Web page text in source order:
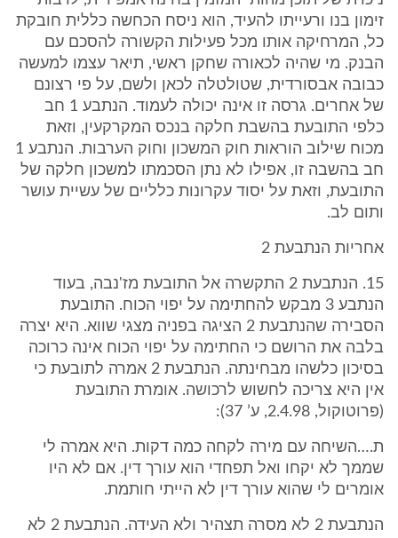
זימון בנו ורעייתו להעיד, הוא ניסח הכחשה כללית חובקת
כל, המרחיקה אותו מכל פעילות הקשורה להסכם עם
הבנק. מי שהיה לכאורה שחקן ראשי, תיאר עצמו למעשה
כבובה אבסורדית, שטולטלה לכאן ולשם, על פי רצונם
של אחרים. גרסה זו אינה יכולה לעמוד. הנתבע 1 חב
כלפי התובעת בהשבת חלקה בנכס המקרקעין, וזאת
מכוח שילוב הוראות חוק המשכון וחוק הערבות. הנתבע 1
חב בהשבה זו, אפילו לא נתן הסכמתו למשכון חלקה של
התובעת, וזאת על יסוד עקרונות כלליים של עשיית עושר
ותום לב.
אחריות הנתבעת 2
15. הנתבעת 2 התקשרה אל התובעת מז'נבה, בעוד
הנתבע 3 מבקש להחתימה על יפוי הכוח. התובעת
הסבירה שהנתבעת 2 הציגה בפניה מצגי שווא. היא יצרה
בלבה את הרושם כי החתימה על יפוי הכוח אינה כרוכה
בסיכון כלשהו מבחינתה. הנתבעת 2 אמרה לתובעת כי
אין היא צריכה לחשוש לרכושה. אומרת התובעת
(פרוטוקול, 2.4.98, ע’ 37):
ת.…השיחה עם מירה לקחה כמה דקות. היא אמרה לי
שממך לא יקחו ואל תפחדי הוא עורך דין. אם לא היו
אומרים לי שהוא עורך דין לא הייתי חותמת.
הנתבעת 2 לא מסרה תצהיר ולא העידה. הנתבעת 2 לא